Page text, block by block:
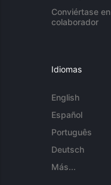
Conviértase en
colaborador
Idiomas
English
Español
Português
Deutsch
Más...